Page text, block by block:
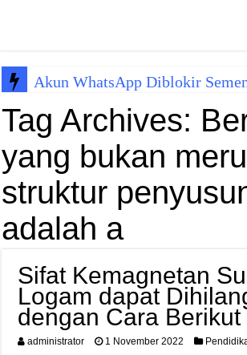
Akun WhatsApp Diblokir
Tag Archives:
yang bukan
struktur
adalah a
Sifat Kemagnetan
Logam dapat
dengan Cara Berikut
administrator 1 November 2022